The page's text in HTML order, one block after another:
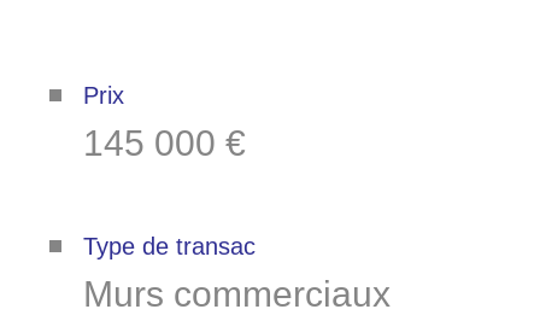
le quartier
Bilan
énergétique
Prix
145 000 €
Type de transac
Murs commerciaux